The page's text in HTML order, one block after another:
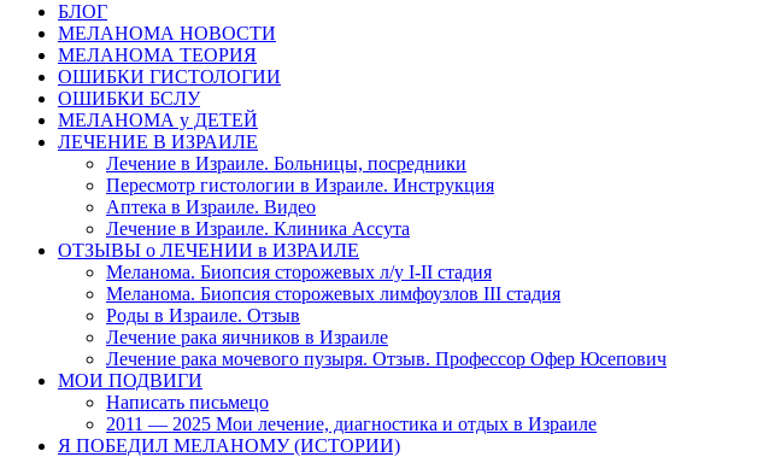
БЛОГ
МЕЛАНОМА НОВОСТИ
МЕЛАНОМА ТЕОРИЯ
ОШИБКИ ГИСТОЛОГИИ
ОШИБКИ БСЛУ
МЕЛАНОМА у ДЕТЕЙ
ЛЕЧЕНИЕ В ИЗРАИЛЕ
Лечение в Израиле. Больницы, посредники
Пересмотр гистологии в Израиле. Инструкция
Аптека в Израиле. Видео
Лечение в Израиле. Клиника Ассута
ОТЗЫВЫ о ЛЕЧЕНИИ в ИЗРАИЛЕ
Меланома. Биопсия сторожевых л/у I-II стадия
Меланома. Биопсия сторожевых лимфоузлов III стадия
Роды в Израиле. Отзыв
Лечение рака яичников в Израиле
Лечение рака мочевого пузыря. Отзыв. Профессор Офер Юсепович
МОИ ПОДВИГИ
Написать письмецо
2011 — 2025 Мои лечение, диагностика и отдых в Израиле
Я ПОБЕДИЛ МЕЛАНОМУ (ИСТОРИИ)